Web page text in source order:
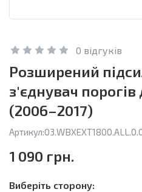
0 відгуків
Розширений
з'єднувач порогів
(2006–2017)
Артикул:
1 090 грн.
Виберіть сторону: